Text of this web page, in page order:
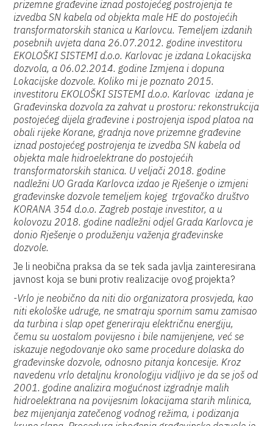
prizemne građevine iznad postojećeg postrojenja te
izvedba SN kabela od objekta male HE do postojećih
transformatorskih stanica u Karlovcu. Temeljem izdanih
posebnih uvjeta dana 26.07.2012. godine investitoru
EKOLOŠKI SISTEMI d.o.o. Karlovac je izdana Lokacijska
dozvola, a 06.02.2014. godine Izmjena i dopuna
Lokacijske dozvole. Koliko mi je poznato 2015.
investitoru EKOLOŠKI SISTEMI d.o.o. Karlovac izdana je
Građevinska dozvola za zahvat u prostoru: rekonstrukcija
postojećeg dijela građevine i postrojenja ispod platoa na
obali rijeke Korane, gradnja nove prizemne građevine
iznad postojećeg postrojenja te izvedba SN kabela od
objekta male hidroelektrane do postojećih
transformatorskih stanica. U veljači 2018. godine
nadležni UO Grada Karlovca izdao je Rješenje o izmjeni
građevinske dozvole temeljem kojeg trgovačko društvo
KORANA 354 d.o.o. Zagreb postaje investitor, a u
kolovozu 2018. godine nadležni odjel Grada Karlovca je
donio Rješenje o produženju važenja građevinske
dozvole.
Je li neobična praksa da se tek sada javlja zainteresirana
javnost koja se buni protiv realizacije ovog projekta?
-Vrlo je neobično da niti dio organizatora prosvjeda, kao
niti ekološke udruge, ne smatraju spornim samu zamisao
da turbina i slap opet generiraju električnu energiju,
čemu su uostalom povijesno i bile namijenjene, već se
iskazuje negodovanje oko same procedure dolaska do
građevinske dozvole, odnosno pitanja koncesije. Kroz
navedenu vrlo detaljnu kronologiju vidljivo je da se još od
2001. godine analizira mogućnost izgradnje malih
hidroelektrana na povijesnim lokacijama starih mlinica,
bez mijenjanja zatečenog vodnog režima, i podizanja